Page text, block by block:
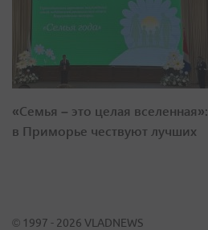
«Семья – это целая вселенная»:
в Приморье чествуют лучших
© 1997 - 2026 VLADNEWS